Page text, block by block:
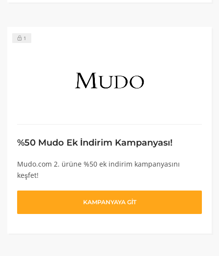
1
%50 Mudo Ek İndirim Kampanyası!
Mudo.com 2. ürüne %50 ek indirim kampanyasını
keşfet!
KAMPANYAYA GİT